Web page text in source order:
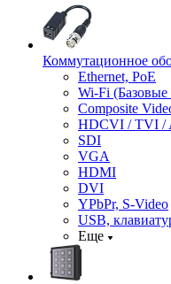
Коммутационное
Ethernet, PoE
Wi-Fi (Базовые
Composite
HDCVI / TVI /
SDI
VGA
HDMI
DVI
YPbPr, S-Video
USB,
Еще